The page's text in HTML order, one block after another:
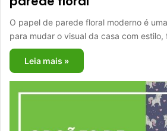
O papel de parede floral moderno é
para mudar o visual da casa com
Leia mais »